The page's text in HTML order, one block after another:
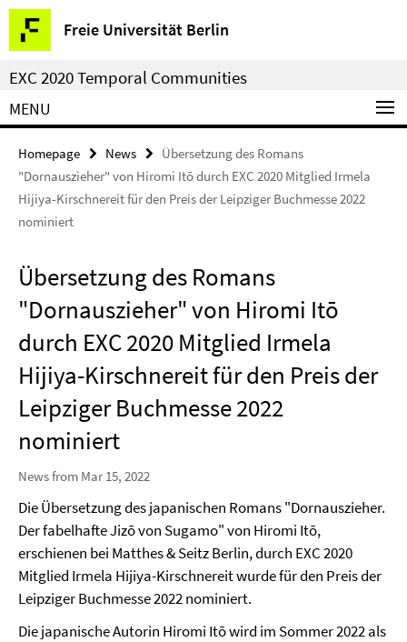
Springe
direkt
zu
Inhalt
Freie Universität Berlin
Service
Navigation
EXC 2020 Temporal Communities
MENU
Homepage News
Übersetzung des Romans
"Dornauszieher" von Hiromi Itō durch EXC 2020 Mitglied Irmela
Hijiya-Kirschnereit für den Preis der Leipziger Buchmesse 2022
nominiert
Übersetzung des Romans
"Dornauszieher" von Hiromi Itō
durch EXC 2020 Mitglied Irmela
Hijiya-Kirschnereit für den Preis der
Leipziger Buchmesse 2022
nominiert
News from Mar 15, 2022
Die Übersetzung des japanischen Romans "Dornauszieher.
Der fabelhafte Jizō von Sugamo" von Hiromi Itō,
erschienen bei Matthes & Seitz Berlin, durch EXC 2020
Mitglied Irmela Hijiya-Kirschnereit wurde für den Preis der
Leipziger Buchmesse 2022 nominiert.
Die japanische Autorin Hiromi Itō wird im Sommer 2022 als